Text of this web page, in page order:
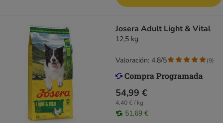
Josera Adult Light & Vital
12,5 kg
54,99 €
4,40 € / kg
51,69 €
Valoración: 4.8/5 (9)